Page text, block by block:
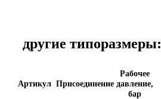
другие типоразмеры:
Артикул Присоединение
Рабочее
давление,
бар